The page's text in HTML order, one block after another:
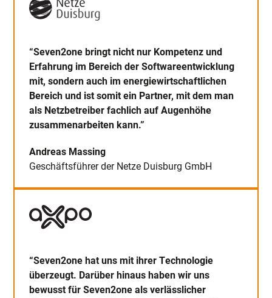
“Seven2one bringt nicht nur Kompetenz und
Erfahrung im Bereich der Softwareentwicklung
mit, sondern auch im energiewirtschaftlichen
Bereich und ist somit ein Partner, mit dem man
als Netzbetreiber fachlich auf Augenhöhe
zusammenarbeiten kann.”
Andreas Massing
Geschäftsführer der Netze Duisburg GmbH
“Seven2one hat uns mit ihrer Technologie
überzeugt. Darüber hinaus haben wir uns
bewusst für Seven2one als verlässlicher